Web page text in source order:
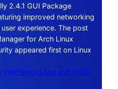
2.4.1 GUI Package
improved networking
experience. The post
for Arch Linux
appeared first on Linux
Nova Lake and AMD